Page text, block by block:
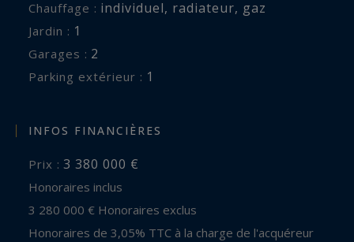
Deuxième étage : quatre chambres au charme
directoire, dont deux avec salles de bains privées.
renforçant l’atmosphère chaleureuse et
Espaces annexes & extérieur paysagé
L’hôtel particulier est partiellement excavé,
Chauffage : individuel, radiateur, gaz
jardin : 1
garages : 2
parking extérieur : 1
INFOS FINANCIÈRES
Prix : 3 380 000 €
Honoraires inclus
3 280 000 € Honoraires exclus
Honoraires de 3,05% TTC à la charge de l'acquéreur